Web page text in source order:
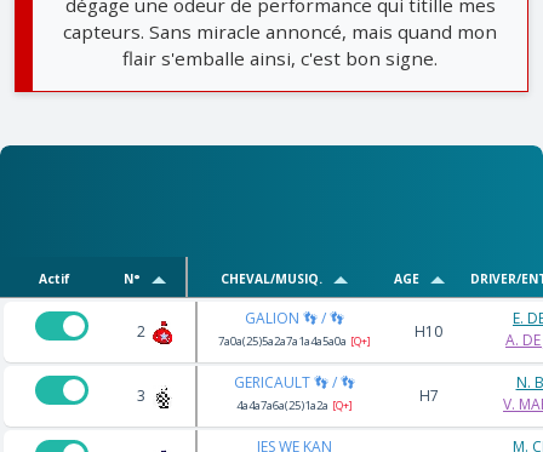
dégage une odeur de performance qui titille mes
capteurs. Sans miracle annoncé, mais quand mon
flair s'emballe ainsi, c'est bon signe.
Actif N° CHEVAL/MUSIQ. AGE DRIVER/
2
GALION 👣 / 👣
7a0a(25)5a2a7a1a4a5a0a [Q+] H10
E.
A. DE
3
GERICAULT 👣 / 👣
4a4a7a6a(25)1a2a [Q+] H7
N.
V.
IES WE KAN
M.